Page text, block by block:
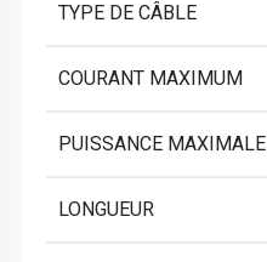
TYPE DE CÂBLE
COURANT MAXIMUM
PUISSANCE MAXIMALE
LONGUEUR